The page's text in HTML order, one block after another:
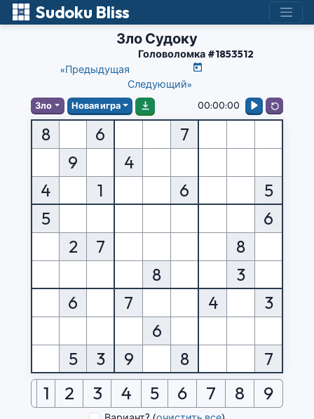
Sudoku Bliss
Зло Судоку
«Предыдущая
Головоломка #1853512
Следующий»
Зло Новая игра 00:00:00
8 6
7
9
4
4
1 6
5
5
6
2
7
8
8
3
6
7 4
3
6
5
3 9 8 7
1 2 3 4 5 6 7 8 9